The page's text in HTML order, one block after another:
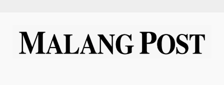
content